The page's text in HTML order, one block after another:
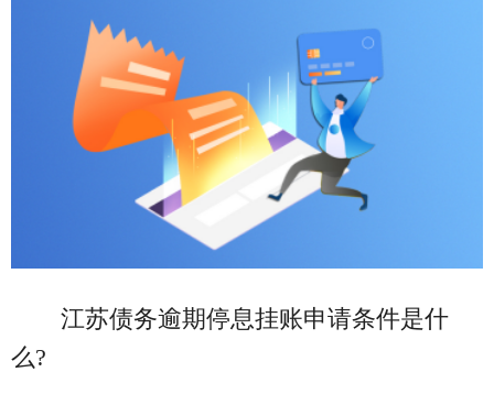
江苏债务逾期停息挂账申请条件是什
么?